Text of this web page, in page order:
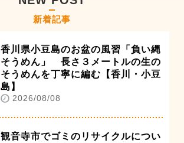
新着記事
香川県小豆島のお盆の風習「負い縄
そうめん」 長さ３メートルの生の
そうめんを丁寧に編む【香川・小豆
島】
2026/08/08
観音寺市でゴミのリサイクルについ